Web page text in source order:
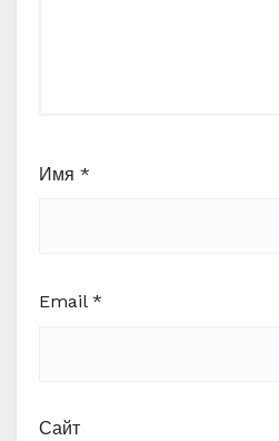
Имя *
Email *
Сайт